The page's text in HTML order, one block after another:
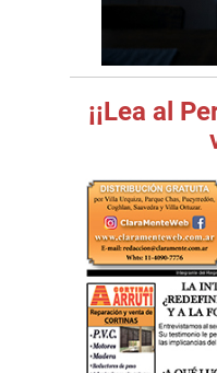
¡¡Lea al